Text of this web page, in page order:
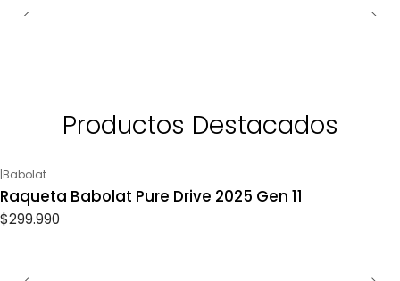
Productos Destacados
|Babolat
Raqueta Babolat Pure Drive 2025 Gen 11
$299.990